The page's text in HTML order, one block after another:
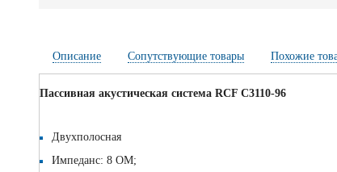
Описание Сопутствующие товары Похожие
Пассивная акустическая система RCF C3110-96
Двухполосная
Импеданс: 8 ОМ;